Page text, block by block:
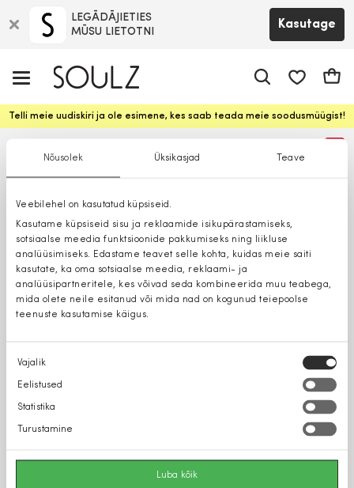
Nõusolek Üksikasjad Teave
Veebilehel on kasutatud küpsiseid.
Kasutame küpsiseid sisu ja reklaamide isikupärastamiseks,
sotsiaalse meedia funktsioonide pakkumiseks ning liikluse
analüüsimiseks. Edastame teavet selle kohta, kuidas meie saiti
kasutate, ka oma sotsiaalse meedia, reklaami- ja
analüüsipartneritele, kes võivad seda kombineerida muu teabega,
mida olete neile esitanud või mida nad on kogunud teiepoolse
teenuste kasutamise käigus.
Nõusoleku
valik
Vajalik
Eelistused
Statistika
Turustamine
Luba kõik
LEGĀDĀJIETIES
MŪSU LIETOTNI
Kasutage
Telli meie uudiskiri ja ole esimene, kes saab teada meie soodusmüügist!